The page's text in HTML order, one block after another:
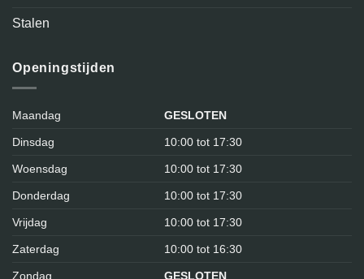
Stalen
Openingstijden
Maandag GESLOTEN
Dinsdag 10:00 tot 17:30
Woensdag 10:00 tot 17:30
Donderdag 10:00 tot 17:30
Vrijdag 10:00 tot 17:30
Zaterdag 10:00 tot 16:30
Zondag GESLOTEN